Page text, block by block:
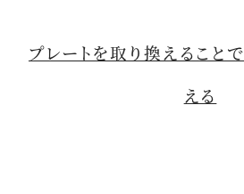
プレートを取り換えること
える